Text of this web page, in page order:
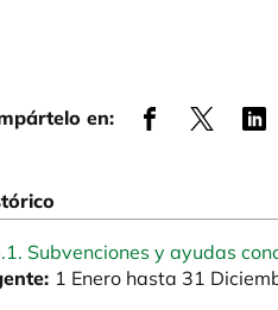
en:
Subvenciones y ayudas
1 Enero hasta 31